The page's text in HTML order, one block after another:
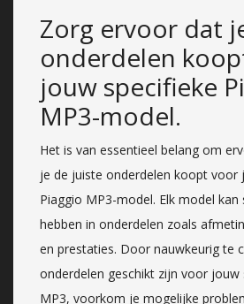
Zorg ervoor dat
onderdelen
jouw specifieke
MP3-model.
Het is van essentieel belang om
je de juiste onderdelen koopt voor
Piaggio MP3-model. Elk model kan
hebben in onderdelen zoals
en prestaties. Door nauwkeurig te
onderdelen geschikt zijn voor jouw
MP3, voorkom je mogelijke